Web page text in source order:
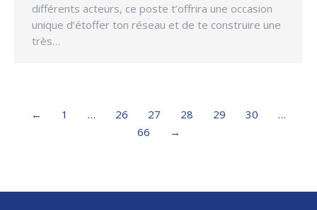
différents acteurs, ce poste t’offrira une occasion
unique d’étoffer ton réseau et de te construire une
très…
← 1 … 26 27 28 29 30
…
66
→